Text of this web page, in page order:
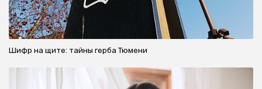
Шифр на щите: тайны герба Тюмени